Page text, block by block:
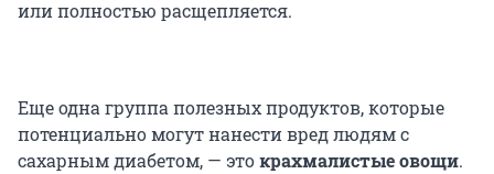
или полностью расщепляется.
Еще одна группа полезных продуктов, которые
потенциально могут нанести вред людям с
сахарным диабетом, — этокрахмалистые овощи.